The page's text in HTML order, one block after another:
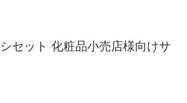
セット 化粧品小売店様向けサ